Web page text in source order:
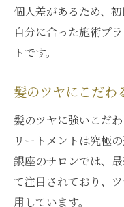
個人差があるため、
自分に合った施術プ
トです。
髪のツヤにこだわ
髪のツヤに強いこだ
リートメントは究極
銀座のサロンでは、
て注目されており、
用しています。